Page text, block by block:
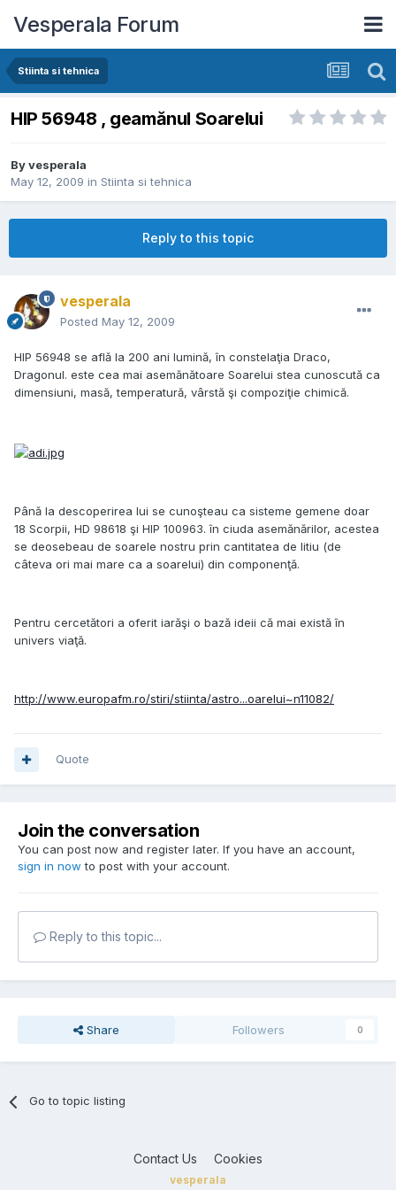
Vesperala Forum
Stiinta si tehnica
HIP 56948 , geamănul Soarelui
Byvesperala
May 12, 2009 in Stiinta si tehnica
Reply to this topic
vesperala
Posted May 12, 2009
HIP 56948 se află la 200 ani lumină, în constelaţia Draco,
Dragonul. este cea mai asemănătoare Soarelui stea cunoscută ca
dimensiuni, masă, temperatură, vârstă şi compoziţie chimică.
Până la descoperirea lui se cunoşteau ca sisteme gemene doar
18 Scorpii, HD 98618 şi HIP 100963. în ciuda asemănărilor, acestea
se deosebeau de soarele nostru prin cantitatea de litiu (de
câteva ori mai mare ca a soarelui) din componenţă.
Pentru cercetători a oferit iarăşi o bază ideii că mai există în
univers viaţă.
http://www.europafm.ro/stiri/stiinta/astro...oarelui~n11082/
Quote
Join the conversation
You can post now and register later. If you have an account,
sign in now to post with your account.
Reply to this topic...
Share Followers 0
Go to topic listing
Contact Us Cookies
vesperala